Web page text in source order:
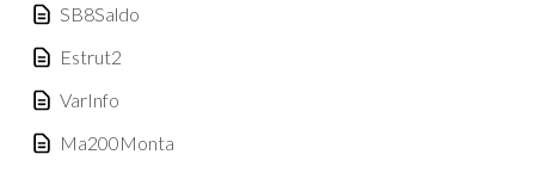
SB8Saldo
Estrut2
VarInfo
Ma200Monta